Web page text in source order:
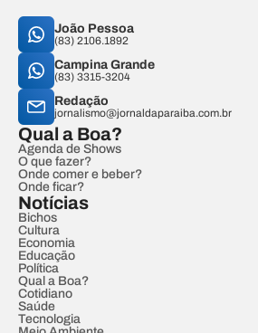
João Pessoa
(83) 2106.1892
Campina Grande
(83) 3315-3204
Redação
jornalismo@jornaldaparaiba.com.br
Qual a Boa?
Agenda de Shows
O que fazer?
Onde comer e beber?
Onde ficar?
Notícias
Bichos
Cultura
Economia
Educação
Política
Qual a Boa?
Cotidiano
Saúde
Tecnologia